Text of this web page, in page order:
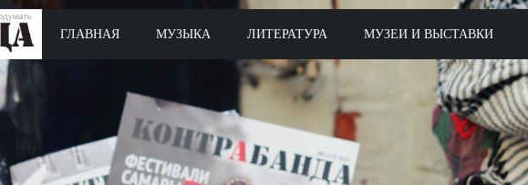
ГЛАВНАЯ МУЗЫКА ЛИТЕРАТУРА МУЗЕИ И ВЫСТАВКИ